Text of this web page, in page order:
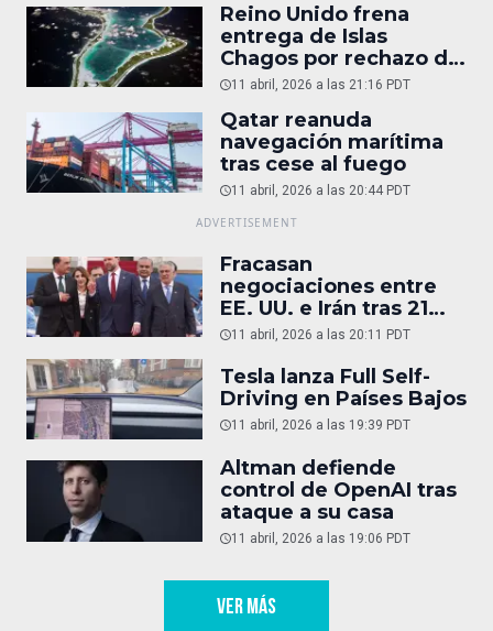
Reino Unido frena
entrega de Islas
Chagos por rechazo de
Trump
11 abril, 2026 a las 21:16 PDT
Qatar reanuda
navegación marítima
tras cese al fuego
11 abril, 2026 a las 20:44 PDT
Fracasan
negociaciones entre
EE. UU. e Irán tras 21
horas
11 abril, 2026 a las 20:11 PDT
Tesla lanza Full Self-
Driving en Países Bajos
11 abril, 2026 a las 19:39 PDT
Altman defiende
control de OpenAI tras
ataque a su casa
11 abril, 2026 a las 19:06 PDT
VER MÁS